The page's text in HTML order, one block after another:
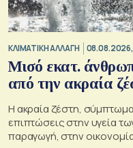
ΚΛΙΜΑΤΙΚΗ ΑΛΛΑΓΗ
Μισό εκατ.
από την ακραία
Η ακραία ζέστη, σύμπτωμα
επιπτώσεις στην υγεία
παραγωγή, στην